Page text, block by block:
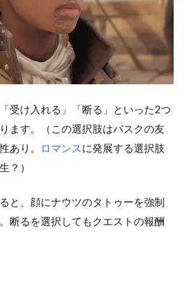
受け入れる」「断る」といった2つ
ます。（この選択肢はバスクの友
あり。
ロマンス に発展する選択肢
？）
と、顔にナウツのタトゥーを強制
断るを選択してもクエストの報酬